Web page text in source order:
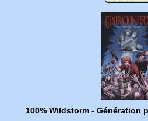
100% Wildstorm - Génération